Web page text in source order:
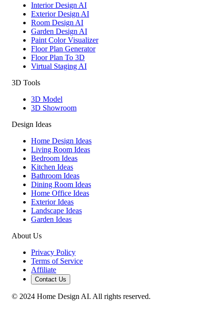
Interior Design AI
Exterior Design AI
Room Design AI
Garden Design AI
Paint Color Visualizer
Floor Plan Generator
Floor Plan To 3D
Virtual Staging AI
3D Tools
3D Model
3D Showroom
Design Ideas
Home Design Ideas
Living Room Ideas
Bedroom Ideas
Kitchen Ideas
Bathroom Ideas
Dining Room Ideas
Home Office Ideas
Exterior Ideas
Landscape Ideas
Garden Ideas
About Us
Privacy Policy
Terms of Service
Affiliate
Contact Us
© 2024 Home Design AI. All rights reserved.